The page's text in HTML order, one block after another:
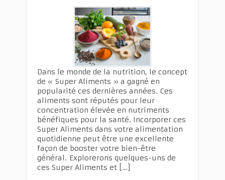
Dans le monde de la nutrition, le concept
de « Super Aliments » a gagné en
popularité ces dernières années. Ces
aliments sont réputés pour leur
concentration élevée en nutriments
bénéfiques pour la santé. Incorporer ces
Super Aliments dans votre alimentation
quotidienne peut être une excellente
façon de booster votre bien-être
général. Explorerons quelques-uns de
ces Super Aliments et […]